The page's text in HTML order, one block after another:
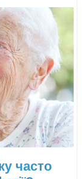
часто